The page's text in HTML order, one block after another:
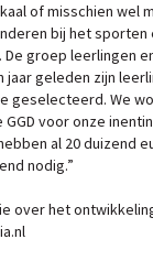
of misschien wel
bij het sporten
groep leerlingen
jaar geleden zijn
geselecteerd. We
GGD voor onze
al 20 duizend
nodig.”
over het